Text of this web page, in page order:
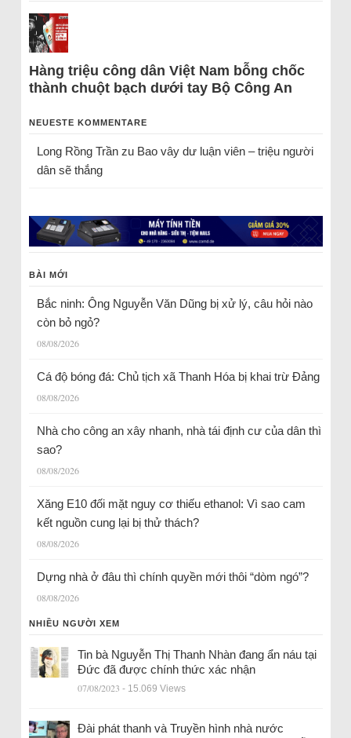
Hàng triệu công dân Việt Nam bỗng chốc
thành chuột bạch dưới tay Bộ Công An
NEUESTE KOMMENTARE
Long Rồng Trầnzu Bao vây dư luận viên – triệu người
dân sẽ thắng
BÀI MỚI
Bắc ninh: Ông Nguyễn Văn Dũng bị xử lý, câu hỏi nào
còn bỏ ngỏ?
08/08/2026
Cá độ bóng đá: Chủ tịch xã Thanh Hóa bị khai trừ Đảng
08/08/2026
Nhà cho công an xây nhanh, nhà tái định cư của dân thì
sao?
08/08/2026
Xăng E10 đối mặt nguy cơ thiếu ethanol: Vì sao cam
kết nguồn cung lại bị thử thách?
08/08/2026
Dựng nhà ở đâu thì chính quyền mới thôi “dòm ngó”?
08/08/2026
NHIỀU NGƯỜI XEM
Tin bà Nguyễn Thị Thanh Nhàn đang ẩn náu tại
Đức đã được chính thức xác nhận
07/08/2023 - 15.069 Views
Đài phát thanh và Truyền hình nhà nước